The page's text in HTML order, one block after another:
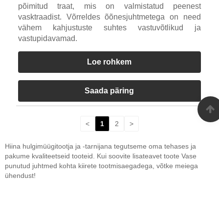
põimitud traat, mis on valmistatud peenest
vasktraadist. Võrreldes õõnesjuhtmetega on need
vähem kahjustuste suhtes vastuvõtlikud ja
vastupidavamad.
Loe rohkem
Saada päring
< 1 2 >
Hiina hulgimüügitootja ja -tarnijana tegutseme oma tehases ja
pakume kvaliteetseid tooteid. Kui soovite lisateavet toote Vase
punutud juhtmed kohta kiirete tootmisaegadega, võtke meiega
ühendust!